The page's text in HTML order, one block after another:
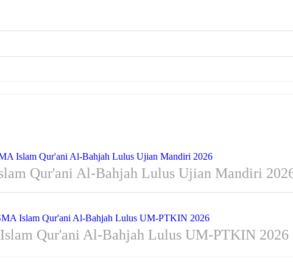
Qur'ani Al-Bahjah Lulus Ujian Mandiri
Qur'ani Al-Bahjah Lulus UM-PTKIN 2026